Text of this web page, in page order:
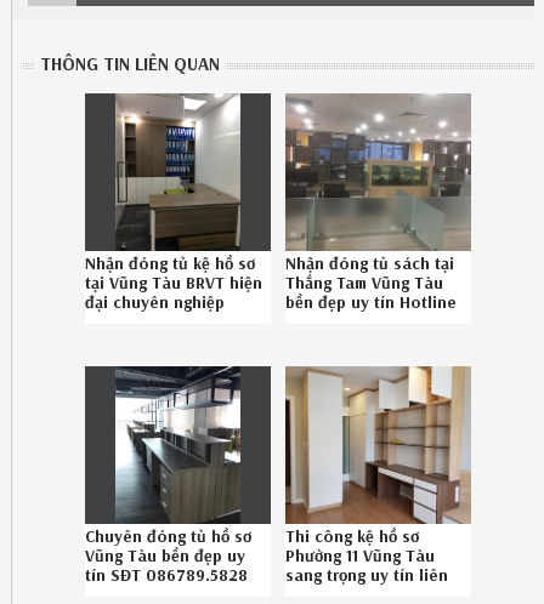
THÔNG TIN LIÊN QUAN
Nhận đóng tủ kệ hồ sơ
tại Vũng Tàu BRVT hiện
đại chuyên nghiệp
Nhận đóng tủ sách tại
Thắng Tam Vũng Tàu
bền đẹp uy tín Hotline
Chuyên đóng tủ hồ sơ
Vũng Tàu bền đẹp uy
tín SĐT 086789.5828
Thi công kệ hồ sơ
Phường 11 Vũng Tàu
sang trọng uy tín liên